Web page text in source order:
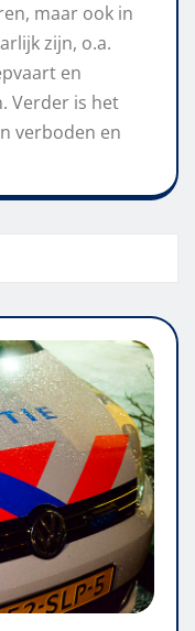
maar ook in
zijn, o.a.
en
Verder is het
verboden en